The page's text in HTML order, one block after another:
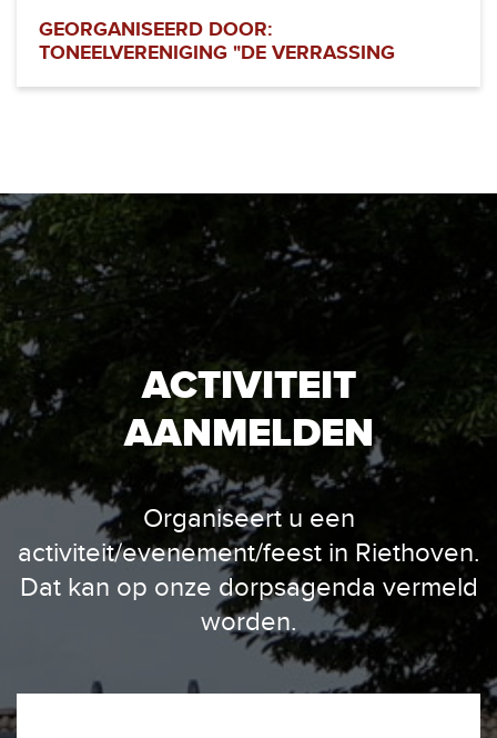
GEORGANISEERD DOOR:
TONEELVERENIGING "DE VERRASSING
ACTIVITEIT
AANMELDEN
Organiseert u een
activiteit/evenement/feest in Riethoven.
Dat kan op onze dorpsagenda vermeld
worden.